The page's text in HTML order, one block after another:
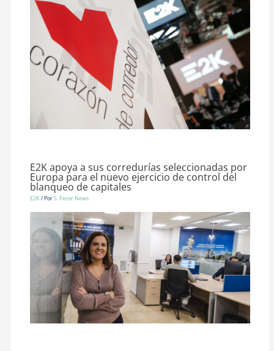
E2K apoya a sus corredurías seleccionadas por
Europa para el nuevo ejercicio de control del
blanqueo de capitales
E2K/ PorS. Fecor News